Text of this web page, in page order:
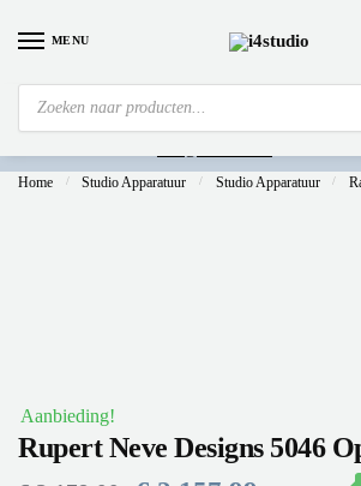
MENU
Home / Studio Apparatuur / Studio Apparatuur /
Aanbieding!
Rupert Neve Designs 5046